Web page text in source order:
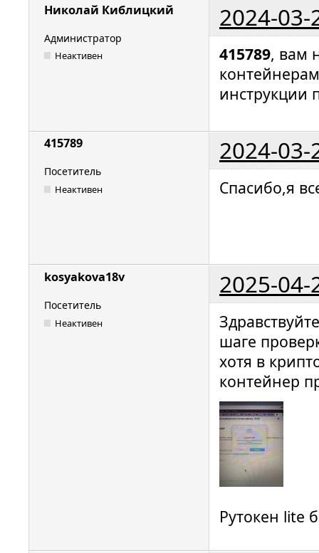
Николай Киблицкий 2024-03-
Администратор
Неактивен 415789, вам
инструкции
415789 2024-03-
Посетитель
Неактивен Спасибо,я
kosyakova18v 2025-04-
Посетитель
Неактивен
шаге
хотя в
контейнер
Рутокен lite